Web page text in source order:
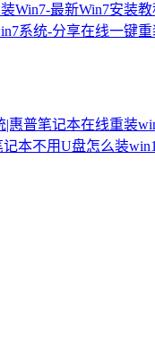
Win7-最新Win7安装
系统-分享在线一键
惠普笔记本在线重装
本不用U盘怎么装